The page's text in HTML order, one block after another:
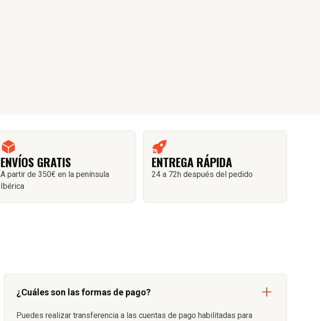
ENVÍOS GRATIS
A partir de 350€ en la península
Ibérica
ENTREGA RÁPIDA
24 a 72h después del pedido
¿Cuáles son las formas de pago?
Puedes realizar transferencia a las cuentas de pago habilitadas para